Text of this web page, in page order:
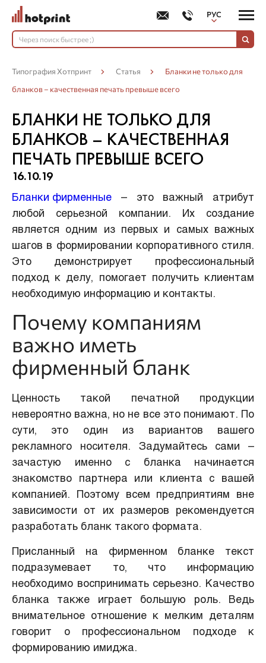
РУС
УКР
Типография Хотпринт Статья
Бланки не только для
бланков – качественная печать превыше всего
БЛАНКИ НЕ ТОЛЬКО ДЛЯ
БЛАНКОВ – КАЧЕСТВЕННАЯ
ПЕЧАТЬ ПРЕВЫШЕ ВСЕГО
16.10.19
Бланки фирменные – это важный атрибут
любой серьезной компании. Их создание
является одним из первых и самых важных
шагов в формировании корпоративного стиля.
Это демонстрирует профессиональный
подход к делу, помогает получить клиентам
необходимую информацию и контакты.
Почему компаниям
важно иметь
фирменный бланк
Ценность такой печатной продукции
невероятно важна, но не все это понимают. По
сути, это один из вариантов вашего
рекламного носителя. Задумайтесь сами –
зачастую именно с бланка начинается
знакомство партнера или клиента с вашей
компанией. Поэтому всем предприятиям вне
зависимости от их размеров рекомендуется
разработать бланк такого формата.
Присланный на фирменном бланке текст
подразумевает то, что информацию
необходимо воспринимать серьезно. Качество
бланка также играет большую роль. Ведь
внимательное отношение к мелким деталям
говорит о профессиональном подходе к
формированию имиджа.